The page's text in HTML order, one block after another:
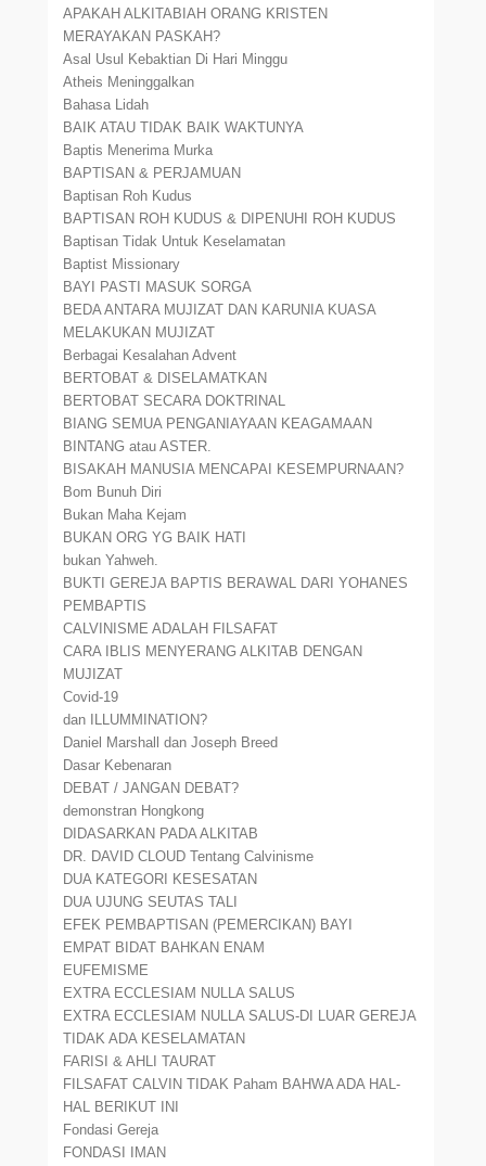
APAKAH ALKITABIAH ORANG KRISTEN
MERAYAKAN PASKAH?
Asal Usul Kebaktian Di Hari Minggu
Atheis Meninggalkan
Bahasa Lidah
BAIK ATAU TIDAK BAIK WAKTUNYA
Baptis Menerima Murka
BAPTISAN & PERJAMUAN
Baptisan Roh Kudus
BAPTISAN ROH KUDUS & DIPENUHI ROH KUDUS
Baptisan Tidak Untuk Keselamatan
Baptist Missionary
BAYI PASTI MASUK SORGA
BEDA ANTARA MUJIZAT DAN KARUNIA KUASA
MELAKUKAN MUJIZAT
Berbagai Kesalahan Advent
BERTOBAT & DISELAMATKAN
BERTOBAT SECARA DOKTRINAL
BIANG SEMUA PENGANIAYAAN KEAGAMAAN
BINTANG atau ASTER.
BISAKAH MANUSIA MENCAPAI KESEMPURNAAN?
Bom Bunuh Diri
Bukan Maha Kejam
BUKAN ORG YG BAIK HATI
bukan Yahweh.
BUKTI GEREJA BAPTIS BERAWAL DARI YOHANES
PEMBAPTIS
CALVINISME ADALAH FILSAFAT
CARA IBLIS MENYERANG ALKITAB DENGAN
MUJIZAT
Covid-19
dan ILLUMMINATION?
Daniel Marshall dan Joseph Breed
Dasar Kebenaran
DEBAT / JANGAN DEBAT?
demonstran Hongkong
DIDASARKAN PADA ALKITAB
DR. DAVID CLOUD Tentang Calvinisme
DUA KATEGORI KESESATAN
DUA UJUNG SEUTAS TALI
EFEK PEMBAPTISAN (PEMERCIKAN) BAYI
EMPAT BIDAT BAHKAN ENAM
EUFEMISME
EXTRA ECCLESIAM NULLA SALUS
EXTRA ECCLESIAM NULLA SALUS-DI LUAR GEREJA
TIDAK ADA KESELAMATAN
FARISI & AHLI TAURAT
FILSAFAT CALVIN TIDAK Paham BAHWA ADA HAL-
HAL BERIKUT INI
Fondasi Gereja
FONDASI IMAN